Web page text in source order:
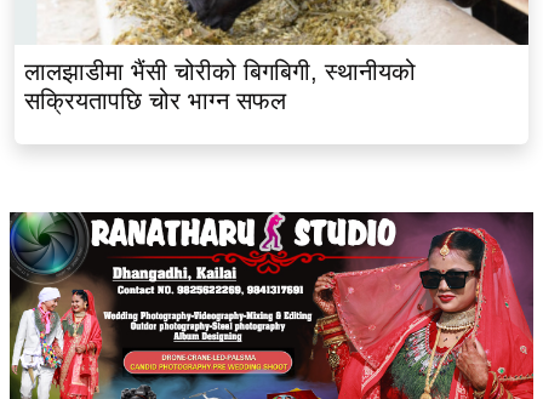
लालझाडीमा भैंसी चोरीको बिगबिगी, स्थानीयको
सक्रियतापछि चोर भाग्न सफल